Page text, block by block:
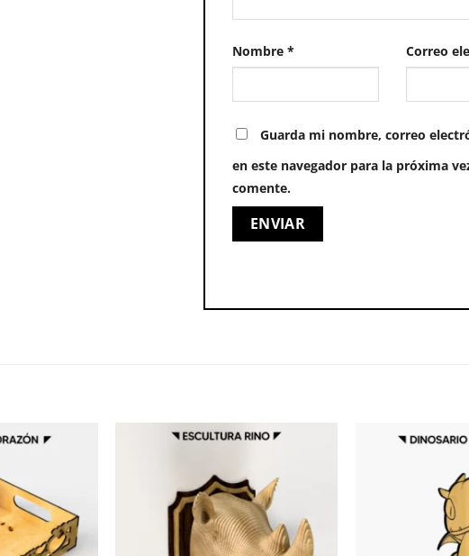
Nombre * Correo
Guarda mi nombre, correo
en este navegador para la próxima
comente.
Add to
wishlist
wishlist